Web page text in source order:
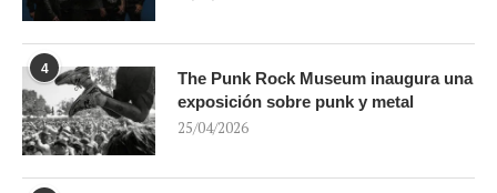
4
The Punk Rock Museum inaugura una
exposición sobre punk y metal
25/04/2026